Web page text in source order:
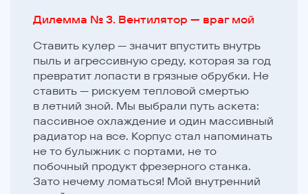
Дилемма № 3. Вентилятор — враг мой
Ставить кулер — значит впустить внутрь
пыль и агрессивную среду, которая за год
превратит лопасти в грязные обрубки. Не
ставить — рискуем тепловой смертью
в летний зной. Мы выбрали путь аскета:
пассивное охлаждение и один массивный
радиатор на все. Корпус стал напоминать
не то булыжник с портами, не то
побочный продукт фрезерного станка.
Зато нечему ломаться! Мой внутренний